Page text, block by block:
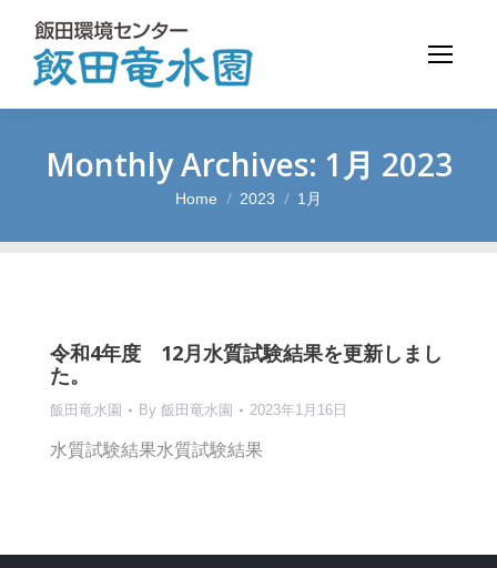
Monthly Archives: 1月 2023
You are here:
Home 2023 1月
令和4年度 12月水質試験結果を更新しまし
た。
飯田竜水園 By 飯田竜水園 2023年1月16日
水質試験結果水質試験結果